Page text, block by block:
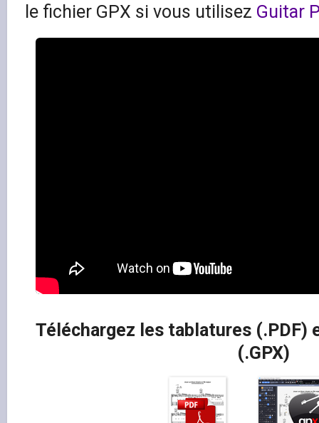
le fichier GPX si vous utilisez Guitar
Téléchargez les tablatures
(.GPX)